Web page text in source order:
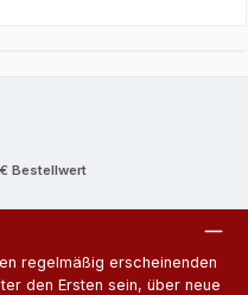
Bestellwert
regelmäßig erscheinenden
den Ersten sein, über neue